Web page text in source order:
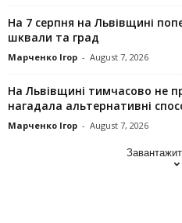
На 7 серпня на Львівщині
шквали та град
Марченко Ігор - August 7, 2026
На Львівщині тимчасово не
нагадала альтернативні
Марченко Ігор - August 7, 2026